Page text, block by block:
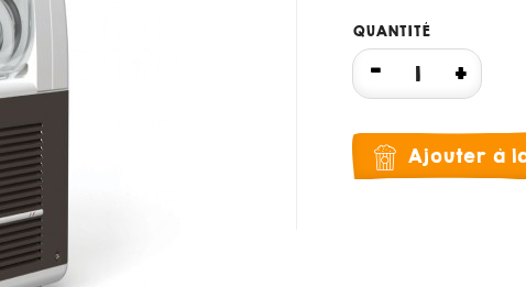
QUANTITÉ
Ajouter à